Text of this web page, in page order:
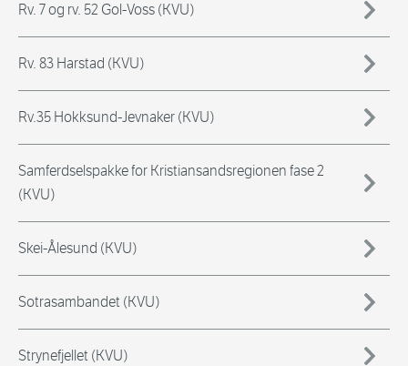
Rv. 7 og rv. 52 Gol-Voss (KVU)
Rv. 83 Harstad (KVU)
Rv.35 Hokksund-Jevnaker (KVU)
Samferdselspakke for Kristiansandsregionen fase 2
(KVU)
Skei-Ålesund (KVU)
Sotrasambandet (KVU)
Strynefjellet (KVU)